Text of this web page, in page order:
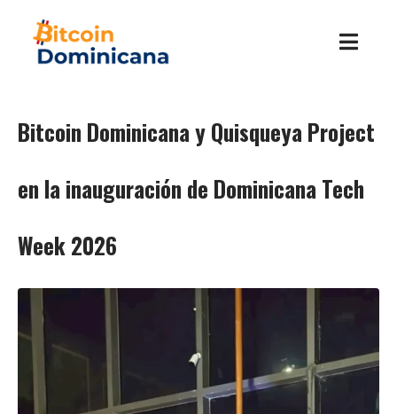
Bitcoin Dominicana y Quisqueya Project
en la inauguración de Dominicana Tech
Week 2026